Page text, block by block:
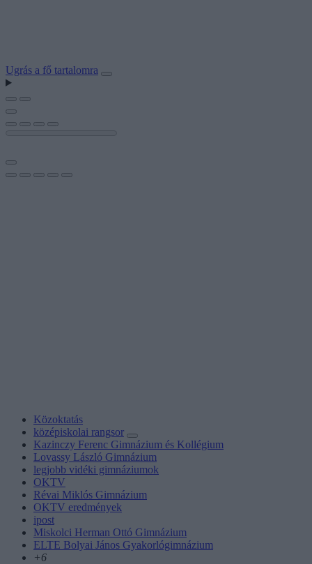
Ugrás a fő tartalomra
Közoktatás
középiskolai rangsor
Kazinczy Ferenc Gimnázium és Kollégium
Lovassy László Gimnázium
legjobb vidéki gimnáziumok
OKTV
Révai Miklós Gimnázium
OKTV eredmények
ipost
Miskolci Herman Ottó Gimnázium
ELTE Bolyai János Gyakorlógimnázium
+6